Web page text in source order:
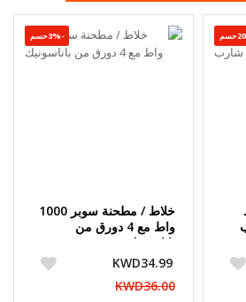
-3%حسم
خلاط / مطحنة سوبر 1000
واط مع 4 دورق من
باناسونيك
KWD34.99
KWD36.00